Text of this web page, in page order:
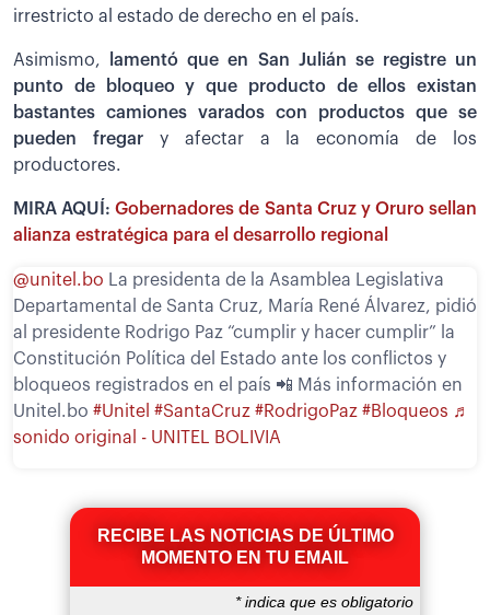
irrestricto al estado de derecho en el país.
Asimismo,
lamentó que en San Julián se registre un
punto de bloqueo y que producto de ellos existan
bastantes camiones varados con productos que se
pueden fregary afectar a la economía de los
productores.
MIRA AQUÍ:Gobernadores de Santa Cruz y Oruro sellan
alianza estratégica para el desarrollo regional
@unitel.bo La presidenta de la Asamblea Legislativa
Departamental de Santa Cruz, María René Álvarez, pidió
al presidente Rodrigo Paz “cumplir y hacer cumplir” la
Constitución Política del Estado ante los conflictos y
bloqueos registrados en el país 📲 Más información en
Unitel.bo #Unitel #SantaCruz #RodrigoPaz #Bloqueos ♬
sonido original - UNITEL BOLIVIA
RECIBE LAS NOTICIAS DE ÚLTIMO
MOMENTO EN TU EMAIL
*indica que es obligatorio